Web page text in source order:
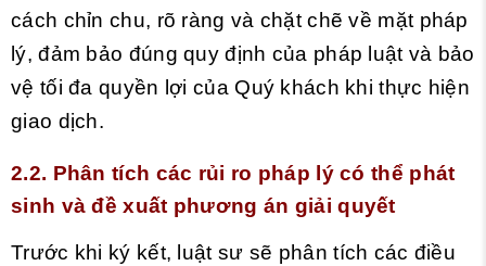
cách chỉn chu, rõ ràng và chặt chẽ về mặt pháp
lý, đảm bảo đúng quy định của pháp luật và bảo
vệ tối đa quyền lợi của Quý khách khi thực hiện
giao dịch.
2.2. Phân tích các rủi ro pháp lý có thể phát
sinh và đề xuất phương án giải quyết
Trước khi ký kết, luật sư sẽ phân tích các điều